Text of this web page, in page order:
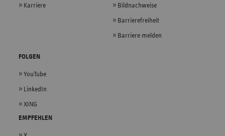
Karriere Bildnachweise
Barrierefreiheit
Barriere melden
FOLGEN
YouTube
LinkedIn
XING
EMPFEHLEN